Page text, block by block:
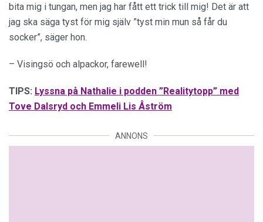
bita mig i tungan, men jag har fått ett trick till mig! Det är att
jag ska säga tyst för mig själv ”tyst min mun så får du
socker”, säger hon.
– Visingsö och alpackor, farewell!
TIPS: Lyssna på Nathalie i podden ”Realitytopp” med
Tove Dalsryd och Emmeli Lis Åström
ANNONS